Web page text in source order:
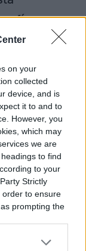
on your
collected
device, and is
it to and to
However, you
which may
we are
to find
to your
Strictly
order to ensure
prompting the
La potencia
distorsión
otras
la
un